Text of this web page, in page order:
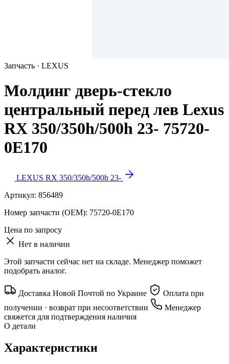
Запчасть · LEXUS
Молдинг дверь-стекло
центральный перед лев Lexus
RX 350/350h/500h 23- 75720-
0E170
LEXUS RX 350/350h/500h 23-
Артикул: 856489
Номер запчасти (OEM): 75720-0E170
Цена по запросу
Нет в наличии
Этой запчасти сейчас нет на складе. Менеджер поможет
подобрать аналог.
Доставка Новой Почтой по Украине
Оплата при
получении · возврат при несоответствии
Менеджер
свяжется для подтверждения наличия
О детали
Характеристики